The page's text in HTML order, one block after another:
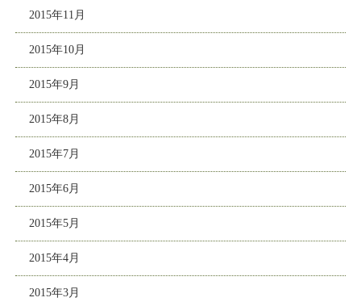
2015年11月
2015年10月
2015年9月
2015年8月
2015年7月
2015年6月
2015年5月
2015年4月
2015年3月